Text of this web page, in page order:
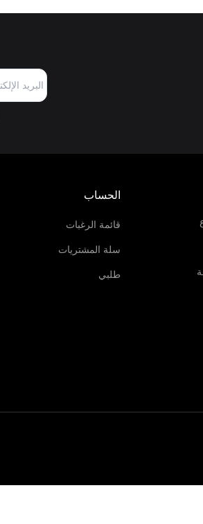
الحساب
قائمة الرغبات
سلة المشتريات
طلبي